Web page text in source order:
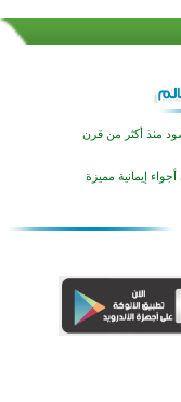
للشباب المسلمين
متسابق
منذ أكثر من قرن
إيمانية مميزة
سنوات من العمل والعطاء
الكريم في أزناكاييف